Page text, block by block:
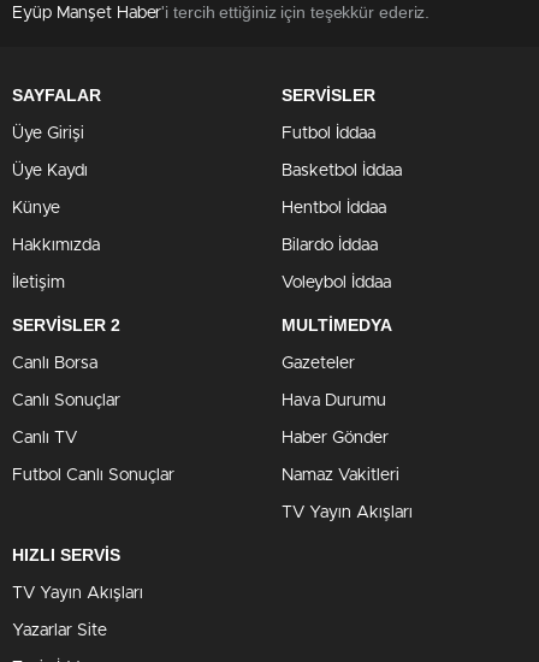
Eyüp Manşet Haber'i tercih ettiğiniz için teşekkür ederiz.
SAYFALAR
Üye Girişi
Üye Kaydı
Künye
Hakkımızda
İletişim
SERVİSLER
Futbol İddaa
Basketbol İddaa
Hentbol İddaa
Bilardo İddaa
Voleybol İddaa
SERVİSLER 2
Canlı Borsa
Canlı Sonuçlar
Canlı TV
Futbol Canlı Sonuçlar
MULTİMEDYA
Gazeteler
Hava Durumu
Haber Gönder
Namaz Vakitleri
TV Yayın Akışları
HIZLI SERVİS
TV Yayın Akışları
Yazarlar Site